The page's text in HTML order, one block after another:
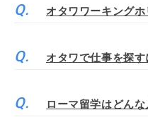
オタワワーキング
オタワで仕事を探す
ローマ留学はどん